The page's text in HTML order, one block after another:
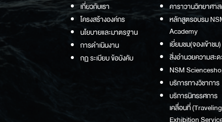
เกี่ยวกับเรา
โครงสร้างองค์กร
นโยบายและมาตรฐาน
การดำเนินงาน
กฏ ระเบียบ ข้อบังคับ
คาราวานวิทยาศา
หลักสูตรอบรม
Academy
เยี่ยมชม(จองเข้าชม)
สิ่งอำนวยความสะ
NSM
บริการทางวิชาการ
บริการนิทรรศการ
เคลื่อนที่ (Traveling